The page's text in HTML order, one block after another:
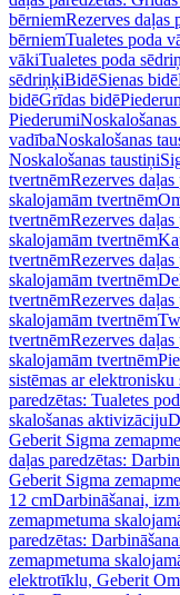
bērniemRezerves daļas
bērniemTualetes poda
vākiTualetes poda
sēdriņķiBidēSienas bidē
bidēGrīdas bidē
Piederumi
vadībaNoskalošanas
Noskalošanas taustiņi
tvertnēmRezerves daļas
skalojamām tvertnēm
tvertnēmRezerves daļas
skalojamām tvertnēm
tvertnēmRezerves
skalojamām tvertnēm
tvertnēmRezerves
skalojamām tvertnēm
tvertnēmRezerves
skalojamām tvertnēm
sistēmas ar
paredzētas: Tualetes
skalošanas aktivizāciju
Geberit Sigma
daļas paredzētas:
Geberit Sigma
12 cmDarbināšanai,
zemapmetuma
paredzētas:
zemapmetuma
elektrotīklu, Geberit